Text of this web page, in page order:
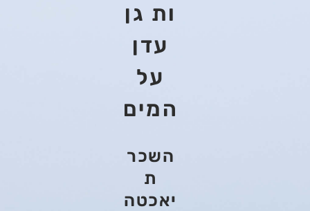
ות גן
עדן
על
המים
השכר
ת
יאכטה